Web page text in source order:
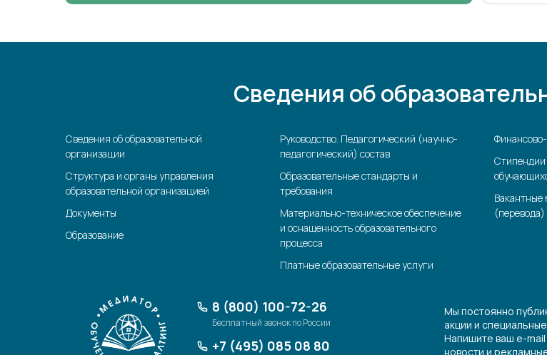
Сведения об
Сведения об образовательной
организации
Структура и органы управления
образовательной организацией
Документы
Образование
Руководство. Педагогический (научно-
педагогический) состав
Образовательные стандарты и
требования
Материально-техническое обеспечение
и оснащенность образовательного
процесса
Платные образовательные услуги
Вакантные
Мы постоянно
акции и
Напишите ваш e-
новости и
8 (800) 100-72-26
Бесплатный звонок по России
+7 (495) 085 08 80